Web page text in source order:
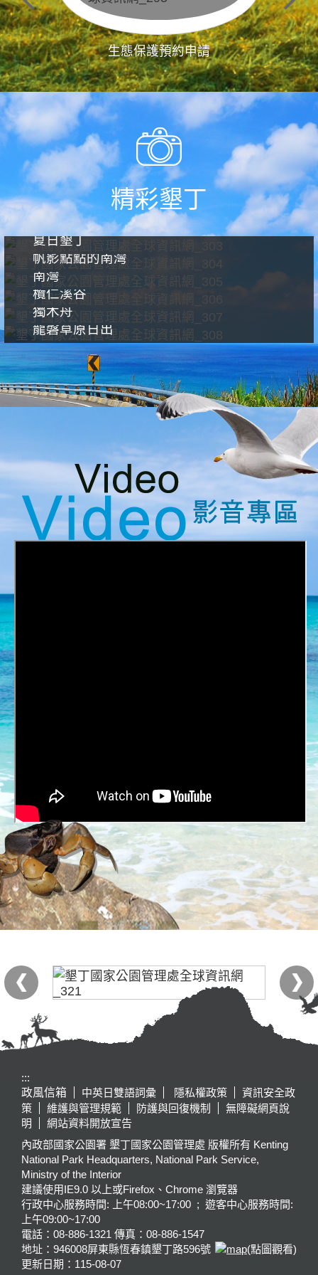
生態保護預約申請
精彩墾丁
夏日墾丁
帆影點點的南灣
南灣
欖仁溪谷
獨木舟
龍磐草原日出
:::
政風信箱
中英日雙語詞彙 隱私權政策
資訊安全政
策
維護與管理規範 防護與回復機制
無障礙網頁說
明
網站資料開放宣告
內政部國家公園署 墾丁國家公園管理處 版權所有 Kenting
National Park Headquarters, National Park Service,
Ministry of the Interior
建議使用IE9.0 以上或Firefox、Chrome 瀏覽器
行政中心服務時間: 上午08:00~17:00 ; 遊客中心服務時間:
上午09:00~17:00
電話：08-886-1321 傳真：08-886-1547
地址：946008屏東縣恆春鎮墾丁路596號
(點圖觀看)
更新日期： 115-08-07